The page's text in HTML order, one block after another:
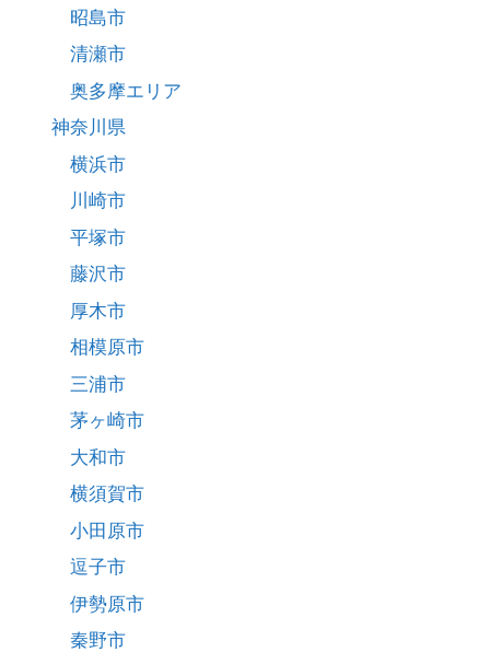
昭島市
清瀬市
奥多摩エリア
神奈川県
横浜市
川崎市
平塚市
藤沢市
厚木市
相模原市
三浦市
茅ヶ崎市
大和市
横須賀市
小田原市
逗子市
伊勢原市
秦野市